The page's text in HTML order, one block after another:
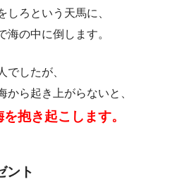
しろという天馬に、
海の中に倒します。
でしたが、
から起き上がらないと、
抱き起こします。
ント